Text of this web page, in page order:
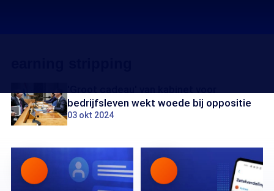
bedrijfsleven wekt woede bij oppositie
03 okt 2024